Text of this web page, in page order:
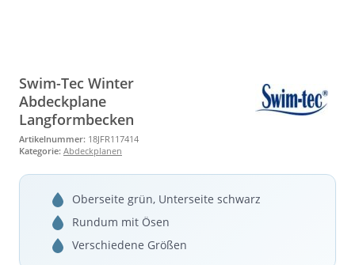
Swim-Tec Winter
Abdeckplane
Langformbecken
Artikelnummer: 18JFR117414
Kategorie: Abdeckplanen
Oberseite grün, Unterseite schwarz
Rundum mit Ösen
Verschiedene Größen